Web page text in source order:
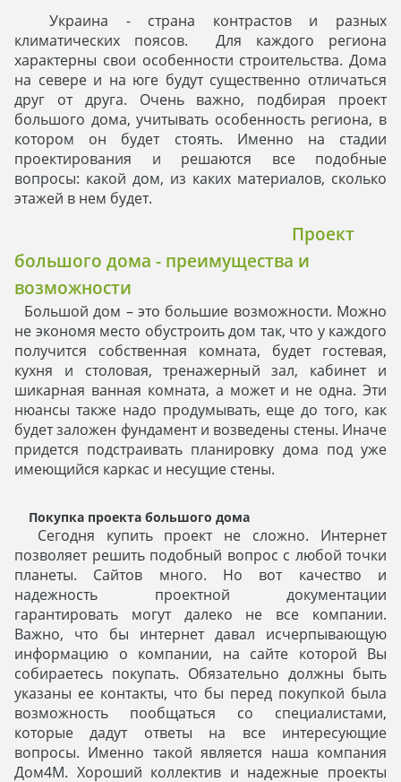
Украина - страна контрастов и разных
климатических поясов. Для каждого региона
характерны свои особенности строительства. Дома
на севере и на юге будут существенно отличаться
друг от друга. Очень важно, подбирая проект
большого дома, учитывать особенность региона, в
котором он будет стоять. Именно на стадии
проектирования и решаются все подобные
вопросы: какой дом, из каких материалов, сколько
этажей в нем будет.
Проект
большого дома - преимущества и
возможности
Большой дом – это большие возможности. Можно
не экономя место обустроить дом так, что у каждого
получится собственная комната, будет гостевая,
кухня и столовая, тренажерный зал, кабинет и
шикарная ванная комната, а может и не одна. Эти
нюансы также надо продумывать, еще до того, как
будет заложен фундамент и возведены стены. Иначе
придется подстраивать планировку дома под уже
имеющийся каркас и несущие стены.
Покупка проекта большого дома
Сегодня купить проект не сложно. Интернет
позволяет решить подобный вопрос с любой точки
планеты. Сайтов много. Но вот качество и
надежность проектной документации
гарантировать могут далеко не все компании.
Важно, что бы интернет давал исчерпывающую
информацию о компании, на сайте которой Вы
собираетесь покупать. Обязательно должны быть
указаны ее контакты, что бы перед покупкой была
возможность пообщаться со специалистами,
которые дадут ответы на все интересующие
вопросы. Именно такой является наша компания
Дом4М. Хороший коллектив и надежные проекты